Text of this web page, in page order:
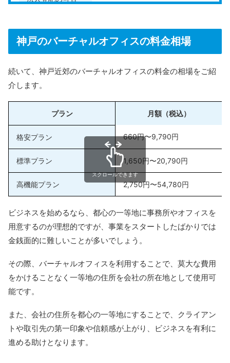
公式HP https://www.erinserve.com/
エリンサーブは、兵庫に展開しているレンタルオフィ
ス、コワーキングスペース、バーチャルオフィスです。
起業支援型オフィスのため、これからビジネスを始める
人やスタートアップ企業をサポートするサービスが充実
しています。HPや名刺制作、弁護士や心理士などの専
門家の紹介、起業相談など、起業に必要な準備を幅広く
支援してもらえるのが魅力です。
エリンサーブでは、ビジネスに関する講習会を随時開催
業や経営に必要な知識やスキルを学べるため、ビジネス
に役立つ情報を効果的に吸収できるでしょう。
でもスムーズに対応可能です。また、エリンサーブの会
議室で取引先と打ち合わせする際には、来客対応から案
内までしっかりサポートしてもらえます。
公式HPはこちら
神戸のバーチャルオフィスの料金相場
続いて、神戸近郊のバーチャルオフィスの料金の相場をご紹
介します。
プラン 月額（税込）
格安プラン 660円〜9,790円
標準プラン 1,650円〜20,790円
高機能プラン 2,750円〜54,780円
スクロールできます
ビジネスを始めるなら、都心の一等地に事務所やオフィスを
用意するのが理想的ですが、事業をスタートしたばかりでは
金銭面的に難しいことが多いでしょう。
その際、バーチャルオフィスを利用することで、莫大な費用
をかけることなく一等地の住所を会社の所在地として使用可
能です。
また、会社の住所を都心の一等地にすることで、クライアン
トや取引先の第一印象や信頼感が上がり、ビジネスを有利に
進める助けとなります。